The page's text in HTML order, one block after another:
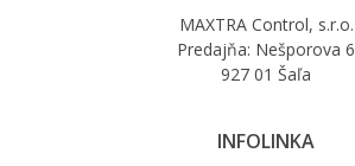
MAXTRA Control, s.r.o.
Predajňa: Nešporova 6
927 01 Šaľa
INFOLINKA